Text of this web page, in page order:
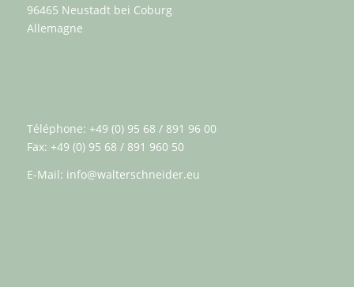
96465 Neustadt bei Coburg
Allemagne
Téléphone: +49 (0) 95 68 / 891 96 00
Fax: +49 (0) 95 68 / 891 960 50
E-Mail: info@walterschneider.eu